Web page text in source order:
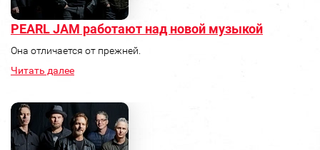
PEARL JAM работают над новой музыкой
Она отличается от прежней.
Читать далее